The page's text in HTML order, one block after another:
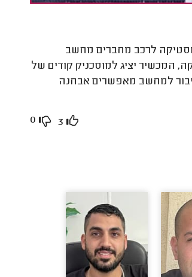
לרכב מחברים מחשב
המכשיר יציג למוסכניק קודים של
למחשב מאפשרים אבחנה
3
0